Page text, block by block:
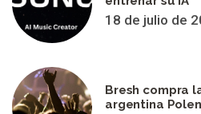
18 de julio de
Bresh compra
argentina